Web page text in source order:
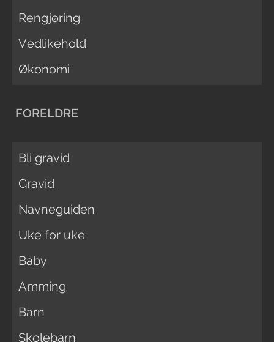
Rengjøring
Vedlikehold
Økonomi
FORELDRE
Bli gravid
Gravid
Navneguiden
Uke for uke
Baby
Amming
Barn
Skolebarn